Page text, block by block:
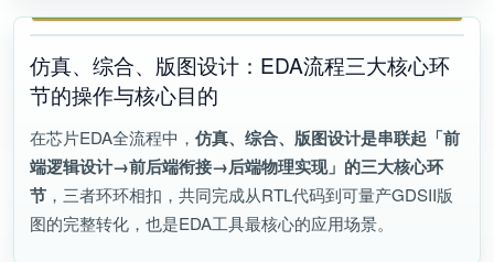
仿真、综合、版图设计：EDA流程三大核心环
节的操作与核心目的
在芯片EDA全流程中，仿真、综合、版图设计是串联起「前
端逻辑设计→前后端衔接→后端物理实现」的三大核心环
节 ，三者环环相扣，共同完成从RTL代码到可量产GDSII版
图的完整转化，也是EDA工具最核心的应用场景。